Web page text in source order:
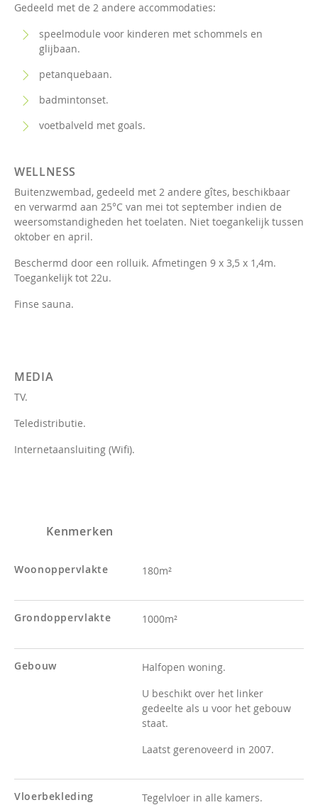
Gedeeld met de 2 andere accommodaties:
speelmodule voor kinderen met schommels en
glijbaan.
petanquebaan.
badmintonset.
voetbalveld met goals.
WELLNESS
Buitenzwembad, gedeeld met 2 andere gîtes, beschikbaar
en verwarmd aan 25°C van mei tot september indien de
weersomstandigheden het toelaten. Niet toegankelijk tussen
oktober en april.
Beschermd door een rolluik. Afmetingen 9 x 3,5 x 1,4m.
Toegankelijk tot 22u.
Finse sauna.
MEDIA
TV.
Teledistributie.
Internetaansluiting (Wifi).
Kenmerken
Woonoppervlakte 180m²
Grondoppervlakte 1000m²
Gebouw
Halfopen woning.
U beschikt over het linker
gedeelte als u voor het gebouw
staat.
Laatst gerenoveerd in 2007.
Vloerbekleding Tegelvloer in alle kamers.